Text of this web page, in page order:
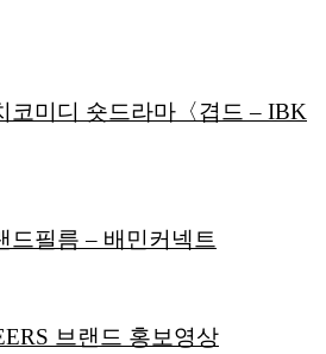
코미디 숏드라마〈겹드 – IBK
드필름 – 배민커넥트
브랜드 홍보영상